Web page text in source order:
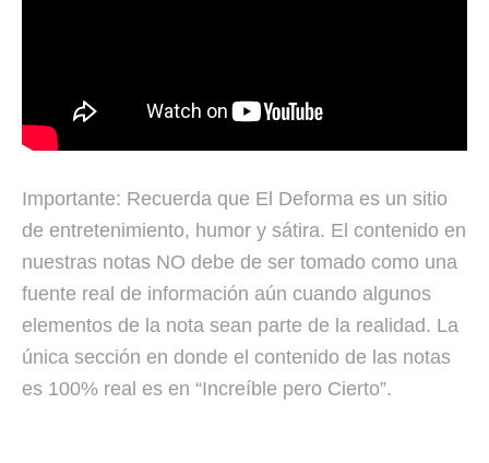
Importante: Recuerda que El Deforma es un sitio
de entretenimiento, humor y sátira. El contenido en
nuestras notas NO debe de ser tomado como una
fuente real de información aún cuando algunos
elementos de la nota sean parte de la realidad. La
única sección en donde el contenido de las notas
es 100% real es en “Increíble pero Cierto”.